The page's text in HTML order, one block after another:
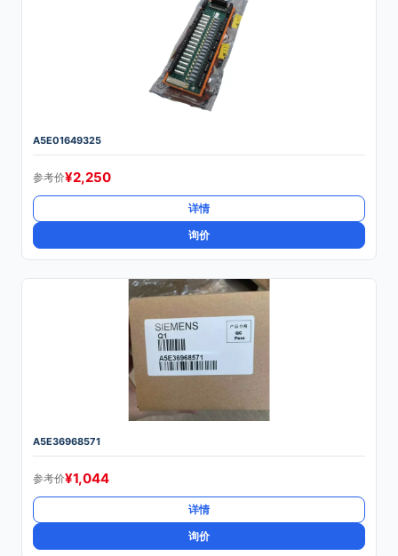
A5E01649325
参考价¥2,250
详情
询价
A5E36968571
参考价¥1,044
详情
询价